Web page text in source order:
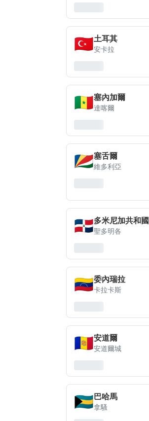
🇹🇷土耳其
安卡拉
🇸🇳塞內加爾
達喀爾
🇸🇨塞舌爾
維多利亞
🇩🇴多米尼加共和國
聖多明各
🇻🇪委內瑞拉
卡拉卡斯
🇦🇩安道爾
安道爾城
🇧🇸巴哈馬
拿騷